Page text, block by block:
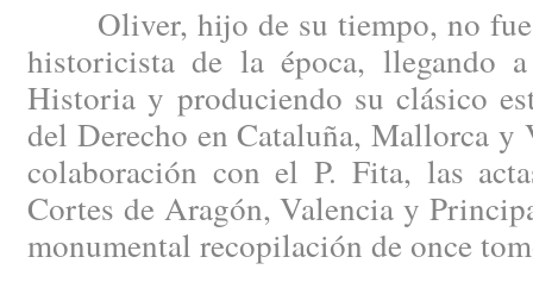
Oliver, hijo de su tiempo, no fue
historicista de la época, llegando
Historia y produciendo su clásico
del Derecho en Cataluña, Mallorca y
colaboración con el P. Fita, las
Cortes de Aragón, Valencia y
monumental recopilación de once